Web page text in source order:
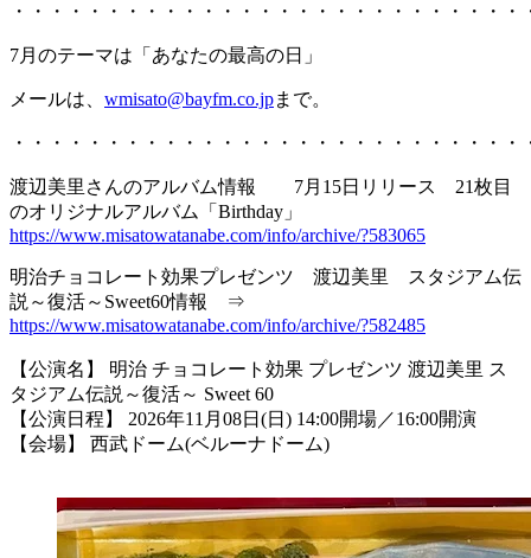
・・・・・・・・・・・・・・・・・・・・・・・・・・
7月のテーマは「あなたの最高の日」
メールは、 wmisato@bayfm.co.jpまで。
・・・・・・・・・・・・・・・・・・・・・・・・・・・
渡辺美里さんのアルバム情報 7月15日リリース 21枚目
のオリジナルアルバム「Birthday」
https://www.misatowatanabe.com/info/archive/?583065
明治チョコレート効果プレゼンツ 渡辺美里 スタジアム伝
説～復活～Sweet60情報 ⇒
https://www.misatowatanabe.com/info/archive/?582485
【公演名】 明治 チョコレート効果 プレゼンツ 渡辺美里 ス
タジアム伝説～復活～ Sweet 60
【公演日程】 2026年11月08日(日) 14:00開場／16:00開演
【会場】 西武ドーム(ベルーナドーム)